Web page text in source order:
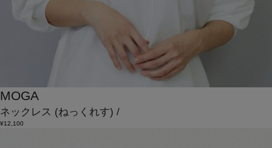
MOGA
ネックレス (ねっくれす) /
¥12,100